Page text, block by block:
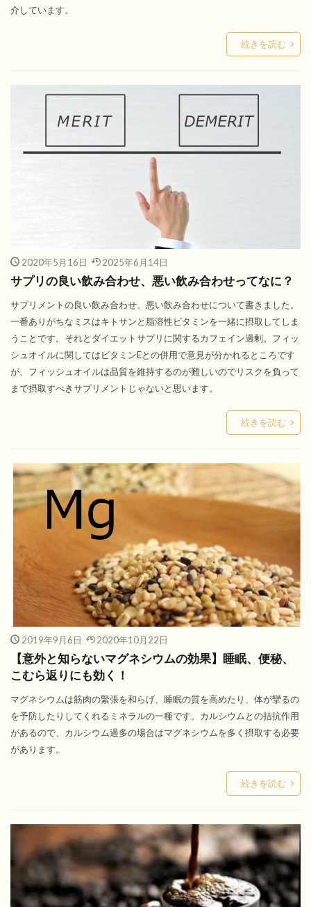
介しています。
続きを読む
2020年5月16日 2025年6月14日
サプリの良い飲み合わせ、悪い飲み合わせってなに？
サプリメントの良い飲み合わせ、悪い飲み合わせについて書きました。
一番ありがちなミスはキトサンと脂溶性ビタミンを一緒に摂取してしま
うことです。それとダイエットサプリに関するカフェイン過剰。フィッ
シュオイルに関してはビタミンEとの併用で意見が分かれるところです
が、フィッシュオイルは品質を維持するのが難しいのでリスクを負って
まで摂取すべきサプリメントじゃないと思います。
続きを読む
2019年9月6日 2020年10月22日
【意外と知らないマグネシウムの効果】睡眠、便秘、
こむら返りにも効く！
マグネシウムは筋肉の緊張を和らげ、睡眠の質を高めたり、体が攣るの
を予防したりしてくれるミネラルの一種です。カルシウムとの拮抗作用
があるので、カルシウム過多の場合はマグネシウムを多く摂取する必要
があります。
続きを読む